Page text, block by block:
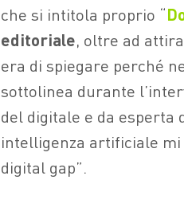
che si intitola proprio “
editoriale, oltre ad
era di spiegare perché
sottolinea durante
del digitale e da esperta
intelligenza artificiale
digital gap”.